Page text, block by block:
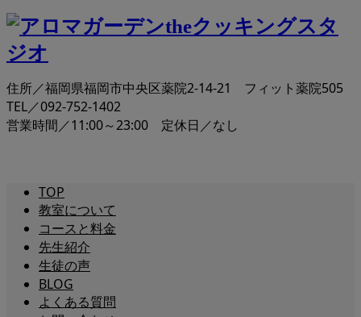
住所／福岡県福岡市中央区薬院2-14-21 フィット薬院505
TEL／092-752-1402
営業時間／11:00～23:00 定休日／なし
TOP
教室について
コースと料金
先生紹介
生徒の声
BLOG
よくある質問